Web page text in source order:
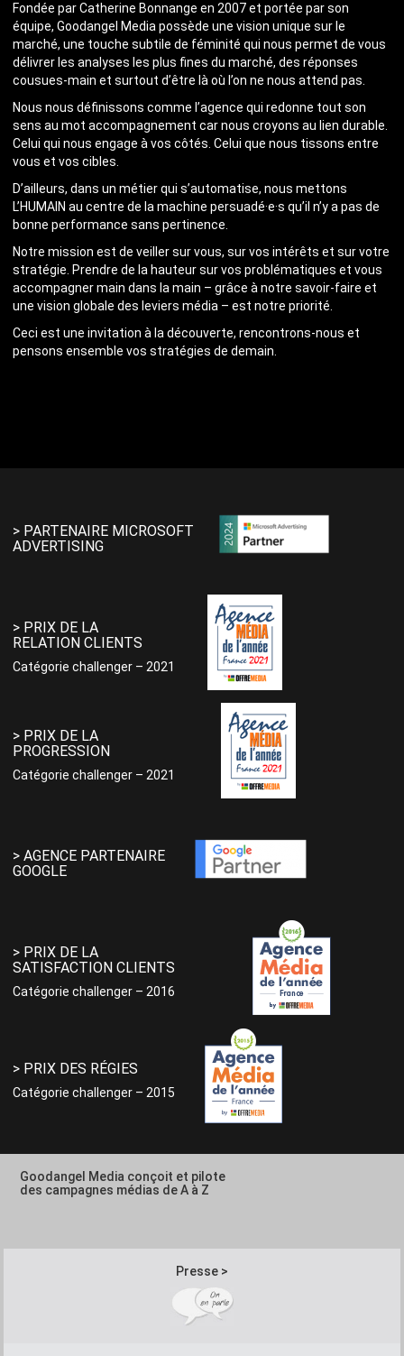
Fondée par Catherine Bonnange en 2007 et portée par son
équipe, Goodangel Media possède une vision unique sur le
marché, une touche subtile de féminité qui nous permet de vous
délivrer les analyses les plus fines du marché, des réponses
cousues-main et surtout d’être là où l’on ne nous attend pas.
Nous nous définissons comme l’agence qui redonne tout son
sens au mot accompagnement car nous croyons au lien durable.
Celui qui nous engage à vos côtés. Celui que nous tissons entre
vous et vos cibles.
D’ailleurs, dans un métier qui s’automatise, nous mettons
L’HUMAIN au centre de la machine persuadé·e·s qu’il n’y a pas de
bonne performance sans pertinence.
Notre mission est de veiller sur vous, sur vos intérêts et sur votre
stratégie. Prendre de la hauteur sur vos problématiques et vous
accompagner main dans la main – grâce à notre savoir-faire et
une vision globale des leviers média – est notre priorité.
Ceci est une invitation à la découverte, rencontrons-nous et
pensons ensemble vos stratégies de demain.
> PARTENAIRE MICROSOFT
ADVERTISING
> PRIX DE LA
RELATION CLIENTS
Catégorie challenger – 2021
> PRIX DE LA
PROGRESSION
Catégorie challenger – 2021
> AGENCE PARTENAIRE
GOOGLE
> PRIX DE LA
SATISFACTION CLIENTS
Catégorie challenger – 2016
> PRIX DES RÉGIES
Catégorie challenger – 2015
Goodangel Media conçoit et pilote
des campagnes médias de A à Z
Presse >